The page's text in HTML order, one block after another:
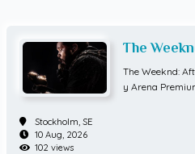
The
Tour |
The Weeknd:
y Arena
Stockholm, SE
10 Aug, 2026
102 views